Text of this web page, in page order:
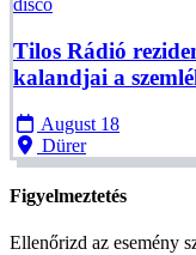
disco
Tilos Rádió
kalandjai a
August 18
Dürer
Figyelmeztetés
Ellenőrizd az esemény